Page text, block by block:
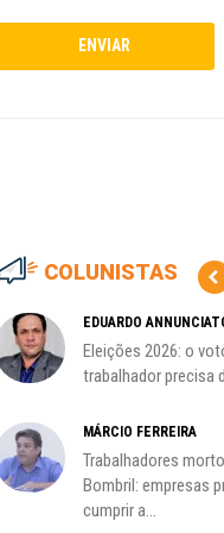
COLUNISTAS
EDUARDO
Eleições 2026: o
trabalhador precisa
MÁRCIO FERREIRA
Trabalhadores
Bombril: empresas
cumprir a...